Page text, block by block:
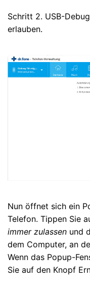
Schritt 2. USB-
erlauben.
Nun öffnet sich ein
Telefon. Tippen Sie
immer zulassen und
dem Computer, an
Wenn das Popup-
Sie auf den Knopf